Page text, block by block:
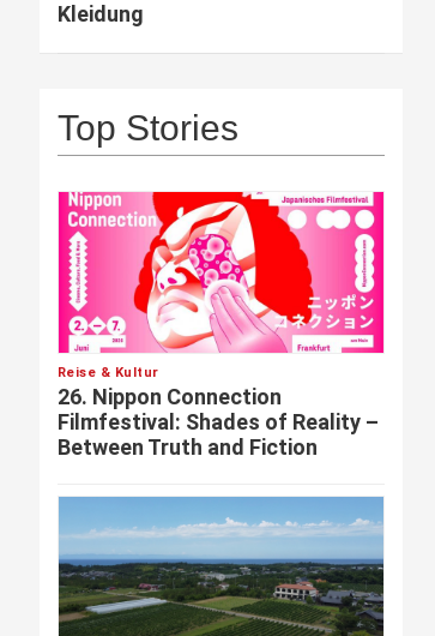
Kleidung
Top Stories
Reise & Kultur
26. Nippon Connection
Filmfestival: Shades of Reality –
Between Truth and Fiction